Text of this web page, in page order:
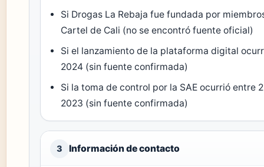
Si Drogas La Rebaja fue fundada por
Cartel de Cali (no se encontró fuente oficial)
Si el lanzamiento de la plataforma digital
2024 (sin fuente confirmada)
Si la toma de control por la SAE ocurrió entre
2023 (sin fuente confirmada)
3 Información de contacto